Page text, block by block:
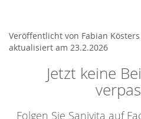
Veröffentlicht von Fabian
aktualisiert am 23.2.2026
Jetzt keine
Folgen Sie Sanivita auf